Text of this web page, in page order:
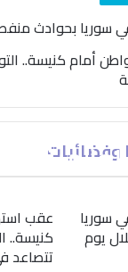
أمام كنيسة..
نهج
في سوريا
يوم
عقب
كنيسة..
تتصاعد